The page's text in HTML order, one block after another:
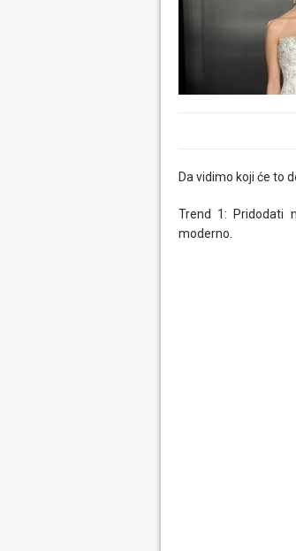
Da vidimo koji će to
Trend 1: Pridodati
moderno.